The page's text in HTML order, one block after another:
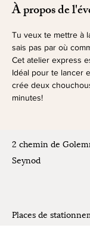
À propos de
Tu veux te mettre à
sais pas par où
Cet atelier express
Idéal pour te lancer
crée deux
minutes!
2 chemin de
Seynod
Places de